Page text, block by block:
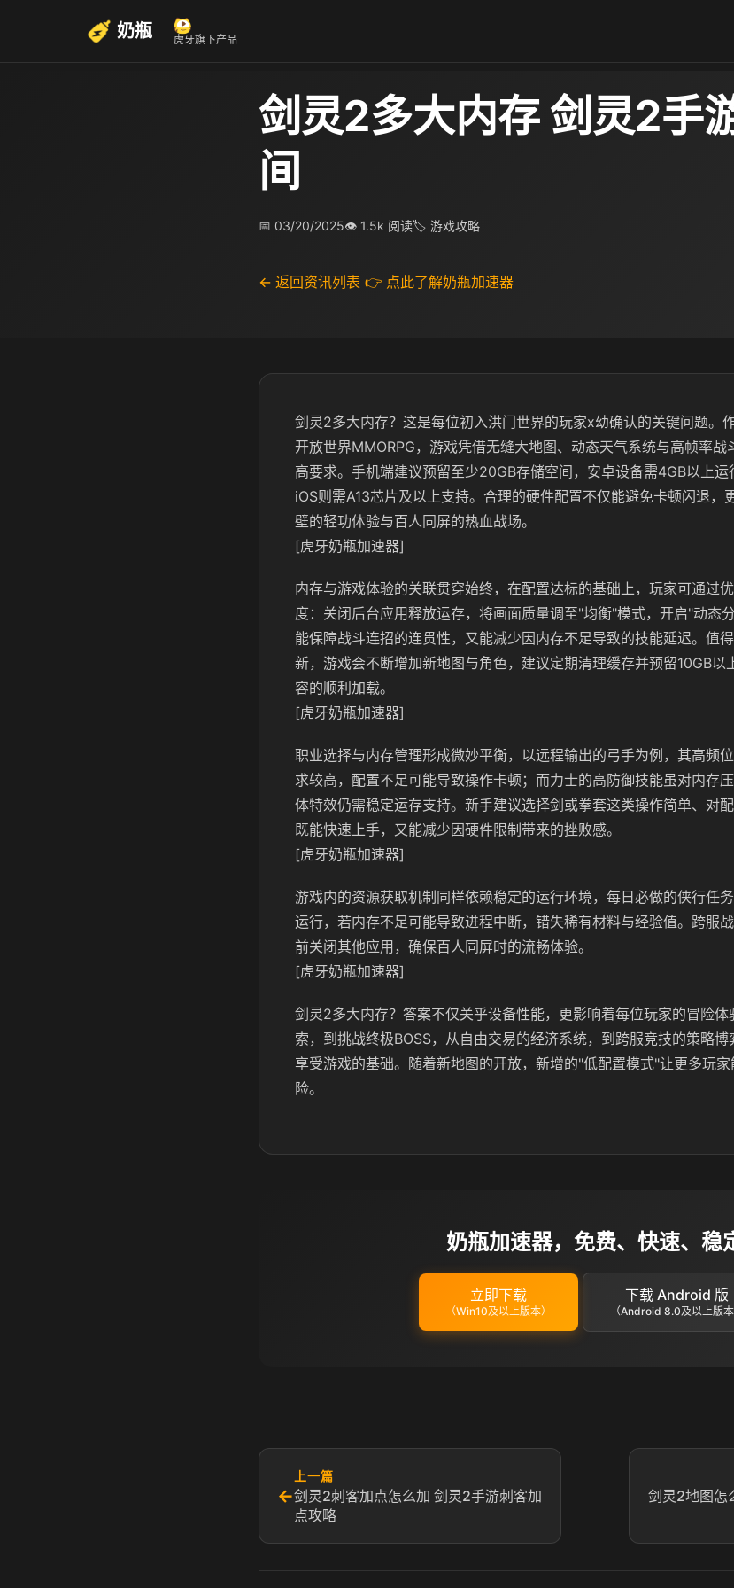
奶瓶 虎牙旗下产品
剑灵2多大内存 剑灵2手
间
📅 03/20/2025👁 1.5k 阅读🏷 游戏攻略
← 返回资讯列表 👉 点此了解奶瓶加速器
剑灵2多大内存？这是每位初入洪门世界的玩家x幼确认的关键问题。
开放世界MMORPG，游戏凭借无缝大地图、动态天气系统与高帧率战
高要求。手机端建议预留至少20GB存储空间，安卓设备需4GB以上运
iOS则需A13芯片及以上支持。合理的硬件配置不仅能避免卡顿闪退，
壁的轻功体验与百人同屏的热血战场。
[虎牙奶瓶加速器]
内存与游戏体验的关联贯穿始终，在配置达标的基础上，玩家可通过
度：关闭后台应用释放运存，将画面质量调至"均衡"模式，开启"动态
能保障战斗连招的连贯性，又能减少因内存不足导致的技能延迟。值
新，游戏会不断增加新地图与角色，建议定期清理缓存并预留10GB以
容的顺利加载。
[虎牙奶瓶加速器]
职业选择与内存管理形成微妙平衡，以远程输出的弓手为例，其高频
求较高，配置不足可能导致操作卡顿；而力士的高防御技能虽对内存
体特效仍需稳定运存支持。新手建议选择剑或拳套这类操作简单、对配
既能快速上手，又能减少因硬件限制带来的挫败感。
[虎牙奶瓶加速器]
游戏内的资源获取机制同样依赖稳定的运行环境，每日必做的侠行任
运行，若内存不足可能导致进程中断，错失稀有材料与经验值。跨服
前关闭其他应用，确保百人同屏时的流畅体验。
[虎牙奶瓶加速器]
剑灵2多大内存？答案不仅关乎设备性能，更影响着每位玩家的冒险
索，到挑战终极BOSS，从自由交易的经济系统，到跨服竞技的策略
享受游戏的基础。随着新地图的开放，新增的"低配置模式"让更多玩
险。
奶瓶加速器，免费、快速、稳
立即下载
（Win10及以上版本）
下载 Android 版
（Android 8.0及以上版本
←
上一篇
剑灵2刺客加点怎么加 剑灵2手游刺客加
点攻略
剑灵2地图怎